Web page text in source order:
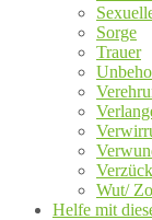
Sorge
Trauer
Wut/
Helfe mit